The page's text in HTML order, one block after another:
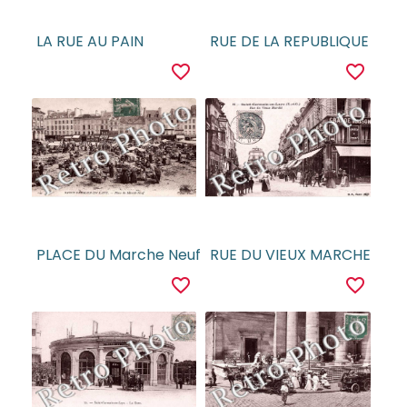
LA RUE AU PAIN
favorite_border
RUE DE LA REPUBLIQUE
favorite_border
PLACE DU Marche Neuf
favorite_border
RUE DU VIEUX MARCHE
favorite_border